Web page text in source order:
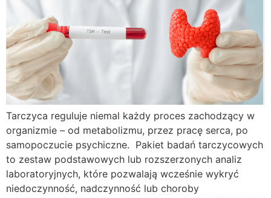
Tarczyca reguluje niemal każdy proces zachodzący w
organizmie – od metabolizmu, przez pracę serca, po
samopoczucie psychiczne. Pakiet badań tarczycowych
to zestaw podstawowych lub rozszerzonych analiz
laboratoryjnych, które pozwalają wcześnie wykryć
niedoczynność, nadczynność lub choroby